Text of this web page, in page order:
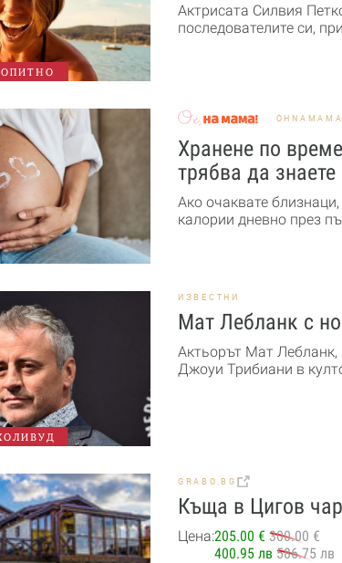
Актрисата Силвия
последователите си,
Хранене по
трябва да знаете
Ако очаквате
калории дневно през
ИЗВЕСТНИ
Мат Лебланк с
Актьорът Мат Лебланк,
Джоуи Трибиани в
GRABO.BG
Къща в Цигов
Цена:205.00 € 300.00 €
400.95 лв 586.75 лв